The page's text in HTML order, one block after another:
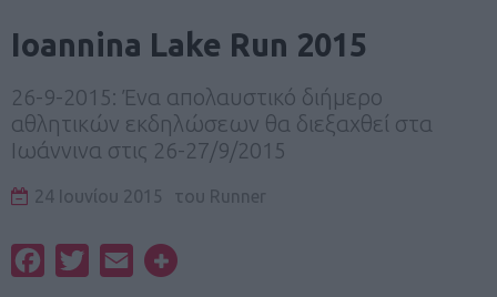
Ioannina Lake Run 2015
26-9-2015: Ένα απολαυστικό διήμερο
αθλητικών εκδηλώσεων θα διεξαχθεί στα
Ιωάννινα στις 26-27/9/2015
24 Ιουνίου 2015 του Runner
FacebookTwitterEmail